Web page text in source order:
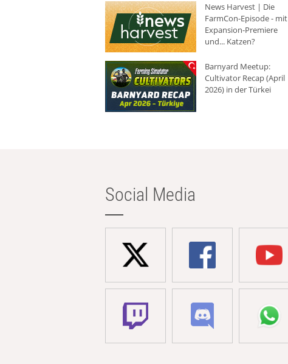
News Harvest | Die
FarmCon-Episode - mit
Expansion-Premiere
und... Katzen?
Barnyard Meetup:
Cultivator Recap (April
2026) in der Türkei
Social Media